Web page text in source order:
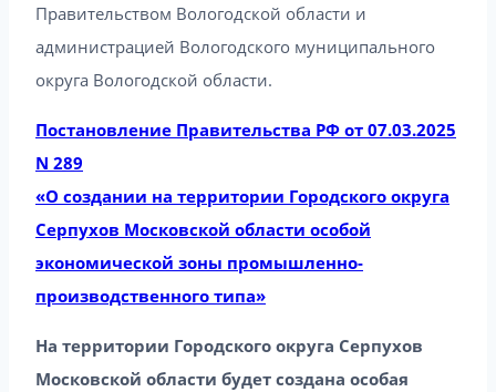
Правительством Вологодской области и
администрацией Вологодского муниципального
округа Вологодской области.
Постановление Правительства РФ от 07.03.2025
N 289
«О создании на территории Городского округа
Серпухов Московской области особой
экономической зоны промышленно-
производственного типа»
На территории Городского округа Серпухов
Московской области будет создана особая